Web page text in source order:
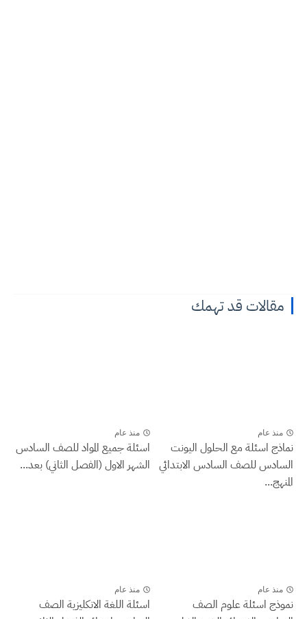
مقالات قد تهمك
منذ عام
نماذج اسئلة مع الحلول اليونت
السادس للصف السادس الابتدائي
المنهج...
منذ عام
اسئلة جميع المواد للصف السادس
الشهر الاول (الفصل الثاني) بعد...
منذ عام
نموذج اسئلة علوم الصف
منذ عام
اسئلة اللغة الانكليزية الصف